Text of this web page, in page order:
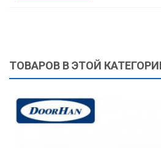
ТОВАРОВ В ЭТОЙ